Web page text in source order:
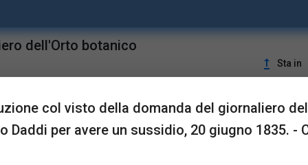
dell'Orto botanico
upgrade Sta in
col visto della domanda del giornaliero
Daddi per avere un sussidio, 20 giugno 1835. -